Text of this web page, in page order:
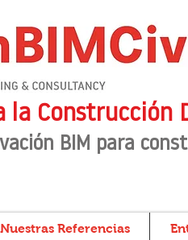
BIM para
la Construcción
Nuestras Referencias